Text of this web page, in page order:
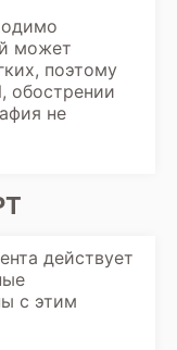
может
поэтому
обострении
не
действует
с этим